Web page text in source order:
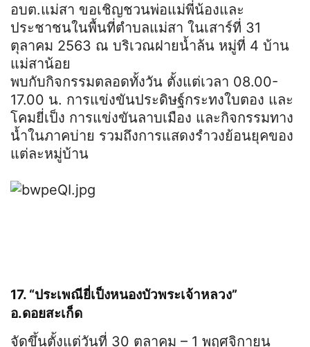
อบต.แม่สา ขอเชิญชวนพ่อแม่พี่น้องและ
ประชาชนในพื้นที่ตำบลแม่สา ในเสาร์ที่ 31
ตุลาคม 2563 ณ บริเวณฝายน้ำล้น หมู่ที่ 4 บ้าน
แม่สาน้อย
พบกับกิจกรรมตลอดทั้งวัน ตั้งแต่เวลา 08.00-
17.00 น. การแข่งขันประดิษฐ์กระทงใบตอง และ
โคมยี่เป็ง การแข่งขันลาบเมือง และกิจกรรมทาง
น้ำในภาคบ่าย รวมถึงการแสดงรำวงย้อนยุคของ
แต่ละหมู่บ้าน
17. “ประเพณียี่เป็งหนองบัวพระเจ้าหลวง”
อ.ดอยสะเก็ด
จัดขึ้นตั้งแต่วันที่ 30 ตุลาคม – 1 พฤศจิกายน